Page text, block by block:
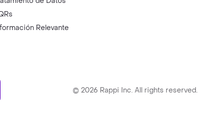
Relevante
© 2026 Rappi Inc. All rights reserved.